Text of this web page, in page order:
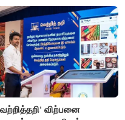
விற்பனை